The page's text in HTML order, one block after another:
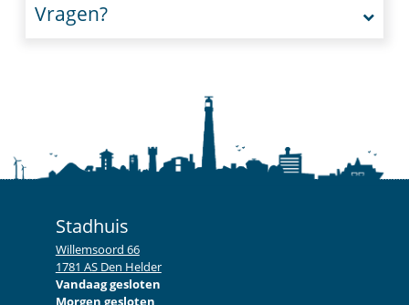
Vragen?
Stadhuis
Willemsoord 66
1781 AS Den Helder
Vandaag gesloten
Morgen gesloten